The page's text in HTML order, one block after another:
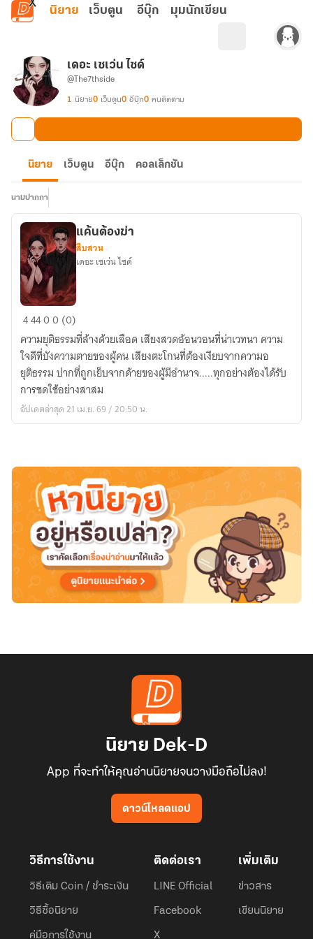
ข้ามไปยังเนื้อหาหลัก
นิยาย เว็บตูน อีบุ๊ก มุมนักเขียน
เดอะ เซเว่น ไซด์
@The7thside
1 นิยาย0 เว็บตูน0 อีบุ๊ก0 คนติดตาม
นิยาย เว็บตูน อีบุ๊ก คอลเล็กชัน
นามปากกา
แค้น
ฆ่า
แค้นต้องฆ่า
สืบสวน
เดอะ เซเว่น ไซด์
44400 (0)
ความยุติธรรมที่ล้างด้วยเลือด เสียงสวดอ้อนวอนที่น่าเวทนา ความ
ใจดีที่บังความตายของผู้คน เสียงตะโกนที่ต้องเงียบจากความอ
ยุติธรรม ปากที่ถูกเย็บจากด้ายของผู้มีอำนาจ.....ทุกอย่างต้องได้รับ
การชดใช้อย่างสาสม
อัปเดตล่าสุด 21 เม.ย. 69 / 20:50 น.
นิยาย Dek-D
App ที่จะทำให้คุณอ่านนิยายจนวางมือถือไม่ลง!
ดาวน์โหลดแอป
วิธีการใช้งาน
วิธีเติม Coin / ชำระเงิน
วิธีซื้อนิยาย
คู่มือการใช้งาน
ติดต่อเรา
LINE Official
Facebook
X
เพิ่มเติม
ข่าวสาร
เขียนนิยาย